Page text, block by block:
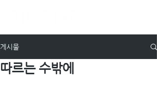
게시물
따르는 수밖에